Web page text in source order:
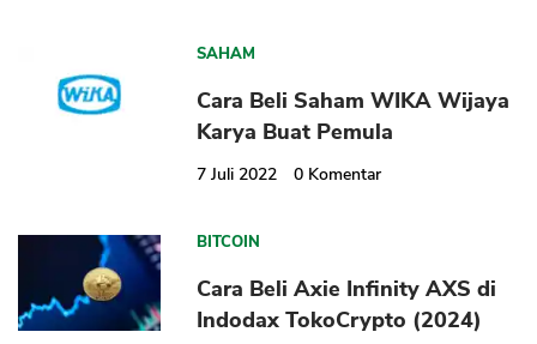
SAHAM
Cara Beli Saham WIKA Wijaya
Karya Buat Pemula
7 Juli 2022 0 Komentar
BITCOIN
Cara Beli Axie Infinity AXS di
Indodax TokoCrypto (2024)